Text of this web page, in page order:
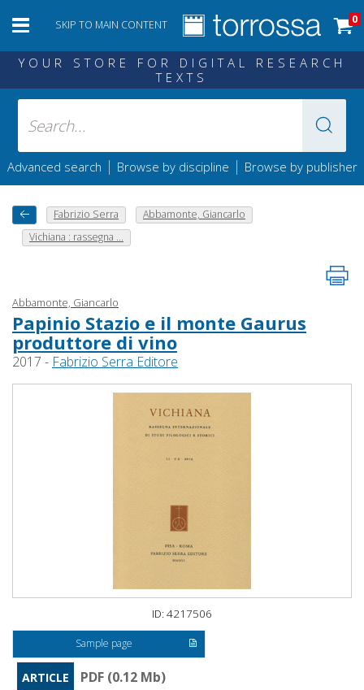
SKIP TO MAIN CONTENT 0
YOUR STORE FOR DIGITAL RESEARCH
TEXTS
Advanced search | Browse by discipline | Browse by publisher
Fabrizio Serra
Abbamonte, Giancarlo
Vichiana : rassegna ...
Abbamonte, Giancarlo
Papinio Stazio e il monte Gaurus
produttore di vino
2017 - Fabrizio Serra Editore
ID: 4217506
Sample page
ARTICLE
PDF (0.12 Mb)